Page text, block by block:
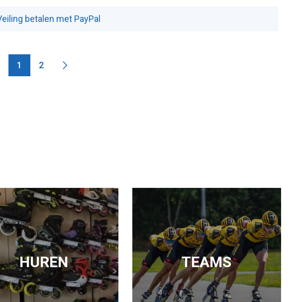
betalen met PayPal
1 2
HUREN TEAMS